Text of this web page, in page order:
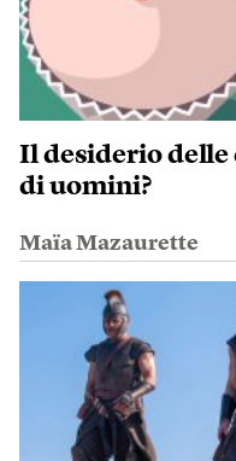
Il desiderio delle
di uomini?
Maïa Mazaurette